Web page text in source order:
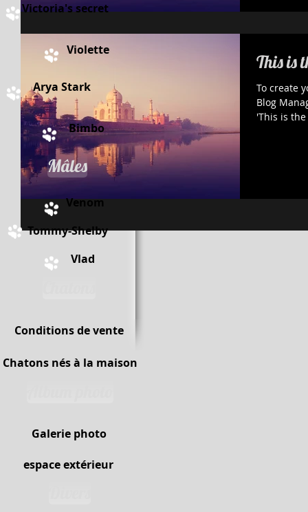
*Réservé
This is
To create
Blog Manager. Edit your
'This is
Victoria's secret
Violette
Arya Stark
Bimbo
Mâles
Venom
Tommy-Shelby
Vlad
Conditions de vente
Chatons nés à la maison
Galerie photo
espace extérieur